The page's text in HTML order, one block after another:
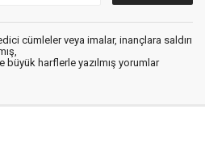
cümleler veya imalar, inançlara saldırı
büyük harflerle yazılmış yorumlar